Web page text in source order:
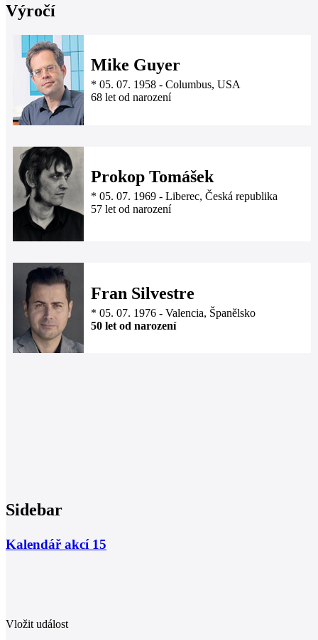
Výročí
Mike Guyer
* 05. 07. 1958 - Columbus, USA
68 let od narození
Prokop Tomášek
* 05. 07. 1969 - Liberec, Česká republika
57 let od narození
Fran Silvestre
* 05. 07. 1976 - Valencia, Španělsko
50 let od narození
Sidebar
Kalendář akcí 15
Vložit událost